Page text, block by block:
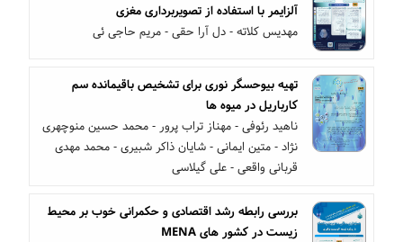
آلزایمر با استفاده از تصویربرداری مغزی
مهدیس کلاته - دل آرا حقی - مریم حاجی ئی
تهیه بیوحسگر نوری برای تشخیص باقیمانده سم
کارباریل در میوه ها
ناهید رئوفی - مهناز تراب پرور - محمد حسین منوچهری
نژاد - متین ایمانی - شایان ذاکر شبیری - محمد مهدی
قربانی واقعی - علی گیلاسی
بررسی رابطه رشد اقتصادی و حکمرانی خوب بر محیط
زیست در کشور های MENA